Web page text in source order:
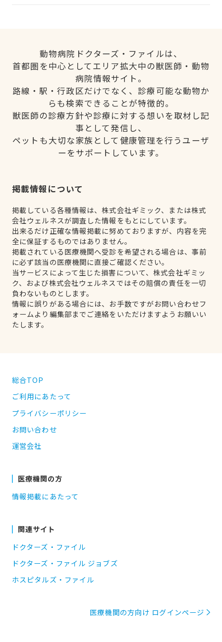
動物病院ドクターズ・ファイルは、
首都圏を中心としてエリア拡大中の獣医師・動物
病院情報サイト。
路線・駅・行政区だけでなく、診療可能な動物か
らも検索できることが特徴的。
獣医師の診療方針や診療に対する想いを取材し記
事として発信し、
ペットも大切な家族として健康管理を行うユーザ
ーをサポートしています。
掲載情報について
掲載している各種情報は、株式会社ギミック、または株式
会社ウェルネスが調査した情報をもとにしています。
出来るだけ正確な情報掲載に努めておりますが、内容を完
全に保証するものではありません。
掲載されている医療機関へ受診を希望される場合は、事前
に必ず該当の医療機関に直接ご確認ください。
当サービスによって生じた損害について、株式会社ギミッ
ク、および株式会社ウェルネスではその賠償の責任を一切
負わないものとします。
情報に誤りがある場合には、お手数ですがお問い合わせフ
ォームより編集部までご連絡をいただけますようお願いい
たします。
総合TOP
ご利用にあたって
プライバシーポリシー
お問い合わせ
運営会社
医療機関の方
情報掲載にあたって
関連サイト
ドクターズ・ファイル
ドクターズ・ファイル ジョブズ
ホスピタルズ・ファイル
医療機関の方向け ログインページ